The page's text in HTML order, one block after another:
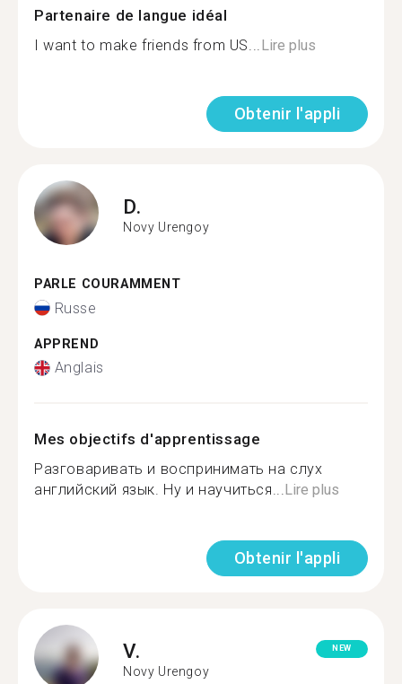
Partenaire de langue idéal
I want to make friends from US...Lire plus
Obtenir l'appli
D.
Novy Urengoy
PARLE COURAMMENT
Russe
APPREND
Anglais
Mes objectifs d'apprentissage
Разговаривать и воспринимать на слух
английский язык. Ну и научиться...Lire plus
Obtenir l'appli
V.
Novy Urengoy
NEW